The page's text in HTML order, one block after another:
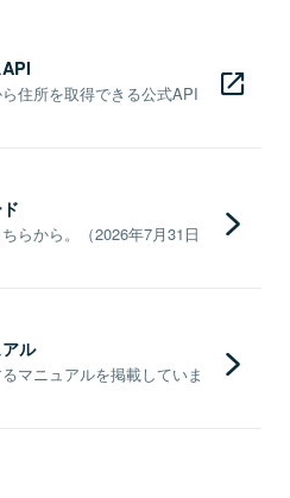
住所を取得できる公式API
らから。（2026年7月31日
ル
マニュアルを掲載していま